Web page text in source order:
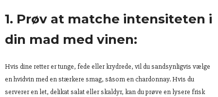
1. Prøv at matche intensiteten i
din mad med vinen:
Hvis dine retter er tunge, fede eller krydrede, vil du sandsynligvis vælge
en hvidvin med en stærkere smag, såsom en chardonnay. Hvis du
serverer en let, delikat salat eller skaldyr, kan du prøve en lysere frisk